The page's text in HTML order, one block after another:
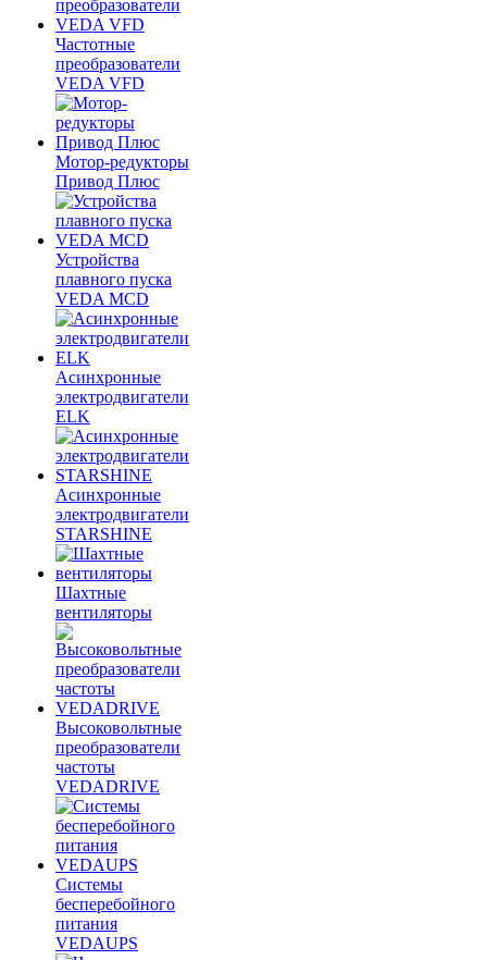
Частотные
преобразователи
VEDA VFD
Мотор-редукторы
Привод Плюс
Устройства
плавного пуска
VEDA MCD
Асинхронные
электродвигатели
ELK
Асинхронные
электродвигатели
STARSHINE
Шахтные
вентиляторы
Высоковольтные
преобразователи
частоты
VEDADRIVE
Системы
бесперебойного
питания
VEDAUPS